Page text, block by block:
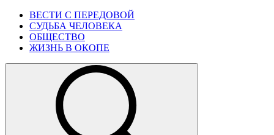
Skip
content
Primary
Menu
ВЕСТИ С ПЕРЕДОВОЙ
СУДЬБА ЧЕЛОВЕКА
ОБЩЕСТВО
ЖИЗНЬ В ОКОПЕ